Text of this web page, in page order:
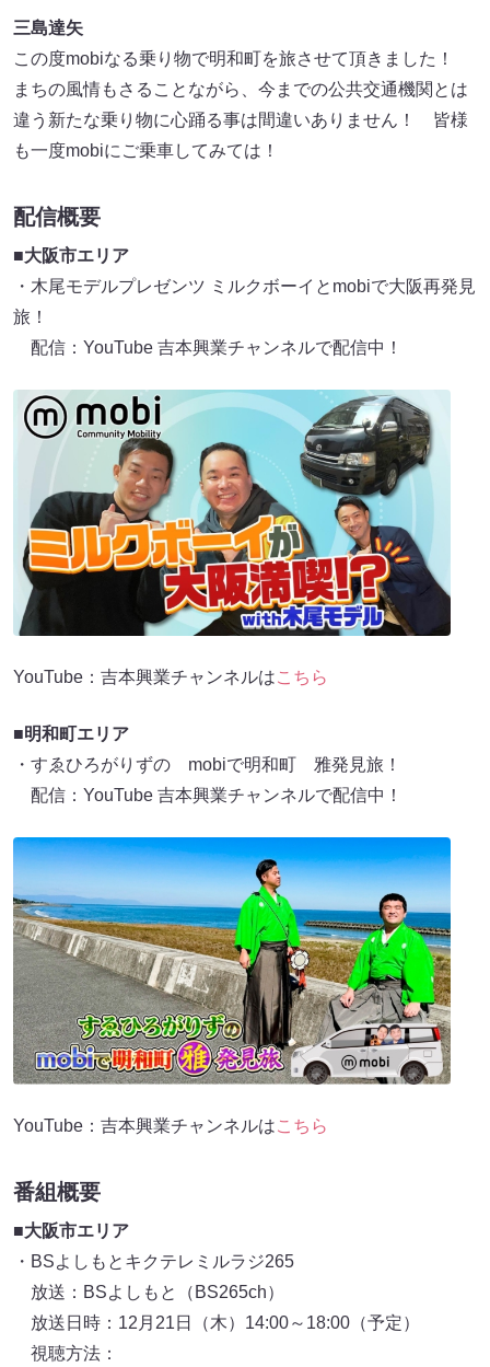
三島達矢
この度mobiなる乗り物で明和町を旅させて頂きました！
まちの風情もさることながら、今までの公共交通機関とは
違う新たな乗り物に心踊る事は間違いありません！ 皆様
も一度mobiにご乗車してみては！
配信概要
■大阪市エリア
・木尾モデルプレゼンツ ミルクボーイとmobiで大阪再発見
旅！
配信：YouTube 吉本興業チャンネルで配信中！
YouTube：吉本興業チャンネルはこちら
■明和町エリア
・すゑひろがりずの mobiで明和町 雅発見旅！
配信：YouTube 吉本興業チャンネルで配信中！
YouTube：吉本興業チャンネルはこちら
番組概要
■大阪市エリア
・BSよしもとキクテレミルラジ265
放送：BSよしもと（BS265ch）
放送日時：12月21日（木）14:00～18:00（予定）
視聴方法：